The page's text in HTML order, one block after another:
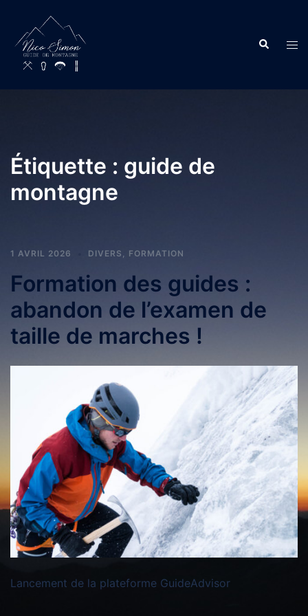
Étiquette : guide de
montagne
1 AVRIL 2026 DIVERS , FORMATION
Formation des guides :
abandon de l’examen de
taille de marches !
Lancement de la plateforme GuideAdvisor